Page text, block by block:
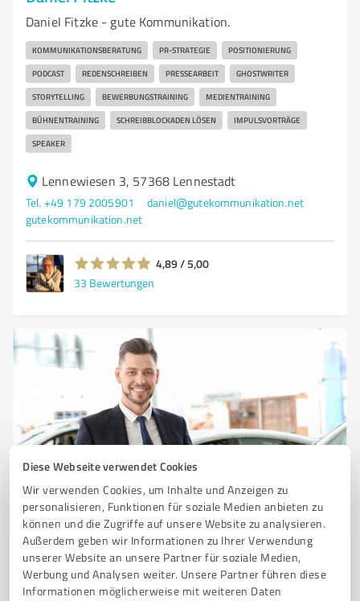
Diese Webseite verwendet Cookies
Wir verwenden Cookies, um Inhalte und Anzeigen zu
personalisieren, Funktionen für soziale Medien anbieten zu
können und die Zugriffe auf unsere Website zu analysieren.
Außerdem geben wir Informationen zu Ihrer Verwendung
unserer Website an unsere Partner für soziale Medien,
Werbung und Analysen weiter. Unsere Partner führen diese
Informationen möglicherweise mit weiteren Daten
Daniel Fitzke - gute Kommunikation.
KOMMUNIKATIONSBERATUNG PR-STRATEGIE POSITIONIERUNG
PODCAST REDENSCHREIBEN PRESSEARBEIT GHOSTWRITER
STORYTELLING BEWERBUNGSTRAINING MEDIENTRAINING
BÜHNENTRAINING SCHREIBBLOCKADEN LÖSEN IMPULSVORTRÄGE
SPEAKER
Lennewiesen 3, 57368 Lennestadt
Tel. +49 179 2005901
daniel@gutekommunikation.net
gutekommunikation.net
4,89 / 5,00
33 Bewertungen
Sie möchten auch hier gelistet werden?
Registrieren Sie sich jetzt und werden Sie ein von
Kunden empfohlener ProvenExpert!